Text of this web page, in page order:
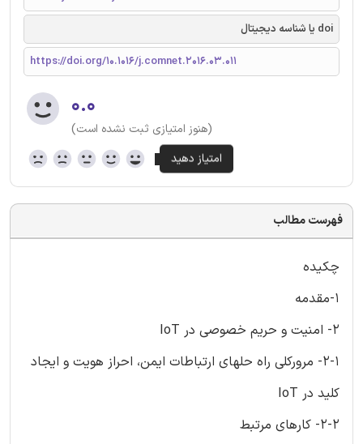
doi یا شناسه دیجیتال
https://doi.org/10.1016/j.comnet.2016.03.011
۰.۰
(هنوز امتیازی ثبت نشده است)
فهرست مطالب
چکیده
1-مقدمه
2- امنیت و حریم خصوصی در IoT
2-1- مرورکلی راه حلهای ارتباطات ایمن، احراز هویت و ایجاد
کلید در IoT
2-2- کارهای مرتبط